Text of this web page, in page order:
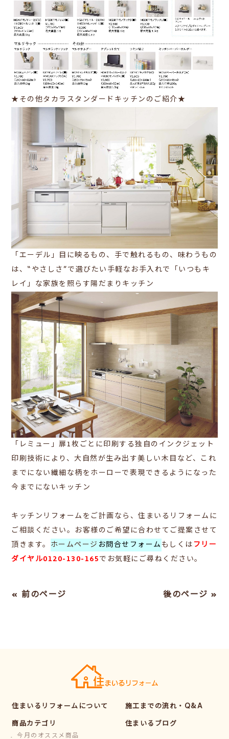
★その他タカラスタンダードキッチンのご紹介★
「エーデル」 目に映るもの、手で触れるもの、味わうもの
は、“やさしさ”で選びたい手軽なお手入れで「いつもキ
レイ」な家族を照らす陽だまりキッチン
「レミュー」扉1枚ごとに印刷する独自のインクジェット
印刷技術により、大自然が生み出す美しい木目など、これ
までにない繊細な柄をホーローで表現できるようになった
今までにないキッチン
キッチンリフォームをご計画なら、住まいるリフォームに
ご相談ください。お客様のご希望に合わせてご提案させて
頂きます。 ホームページ お問合せフォームもしくはフリー
ダイヤル0120-130-165で お気軽にご尋ねください。
« 前のページ 後のページ »
住まいるリフォームについて
商品カテゴリ
今月のオススメ商品
施工までの流れ・Q&A
住まいるブログ